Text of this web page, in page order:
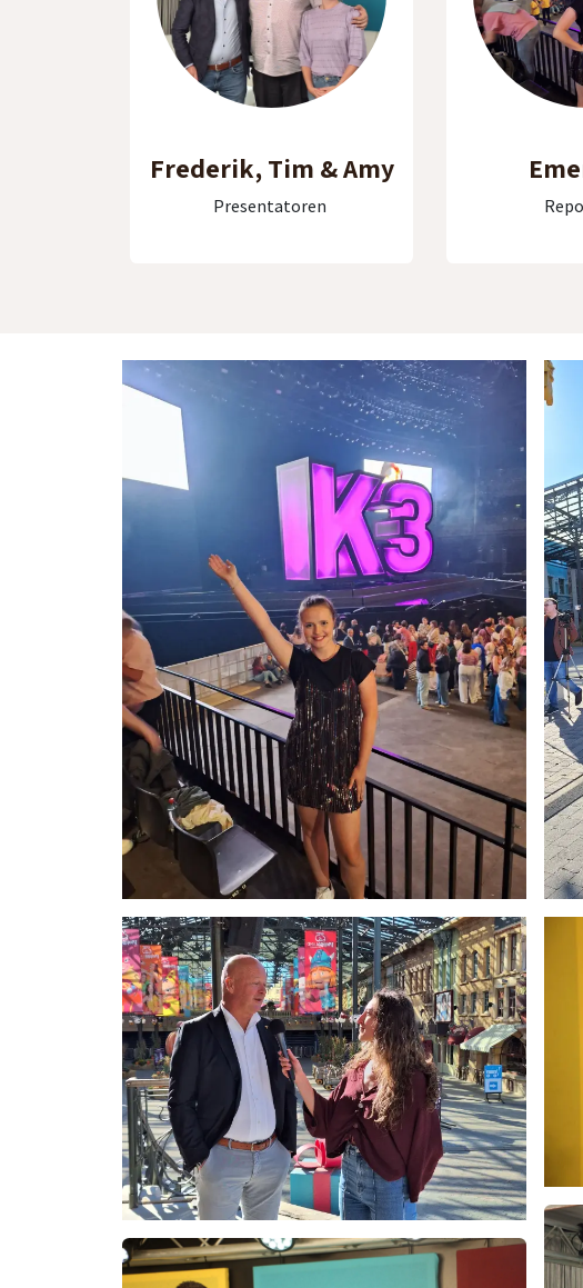
Frederik, Tim & Amy
Presentatoren